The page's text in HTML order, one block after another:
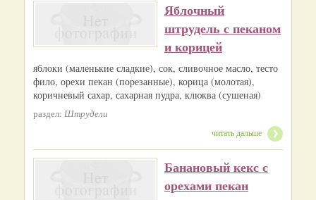
Яблочный
штрудель с пеканом
и корицей
яблоки (маленькие сладкие), сок, сливочное масло, тесто
фило, орехи пекан (порезанные), корица (молотая),
коричневый сахар, сахарная пудра, клюква (сушеная)
раздел: Штрудели
читать дальше
Банановый кекс с
орехами пекан